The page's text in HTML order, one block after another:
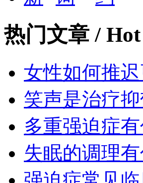
热门文章 /
女性如何推迟
笑声是治疗
多重强迫症
失眠的调理